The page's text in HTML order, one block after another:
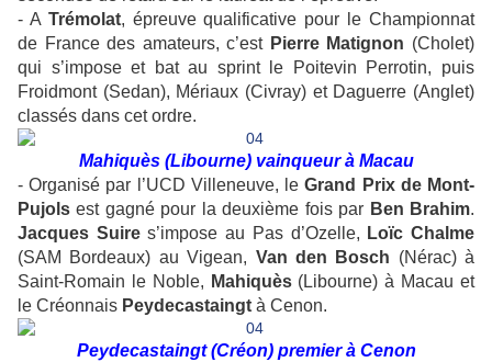
- A Trémolat, épreuve qualificative pour le Championnat
de France des amateurs, c’est Pierre Matignon (Cholet)
qui s’impose et bat au sprint le Poitevin Perrotin, puis
Froidmont (Sedan), Mériaux (Civray) et Daguerre (Anglet)
classés dans cet ordre.
Mahiquès (Libourne) vainqueur à Macau
- Organisé par l’UCD Villeneuve, leGrand Prix de Mont-
Pujols est gagné pour la deuxième fois par Ben Brahim.
Jacques Suires’impose au Pas d’Ozelle, Loïc Chalme
(SAM Bordeaux) au Vigean, Van den Bosch (Nérac) à
Saint-Romain le Noble, Mahiquès(Libourne) à Macau et
le Créonnais Peydecastaingt à Cenon.
Peydecastaingt (Créon) premier à Cenon